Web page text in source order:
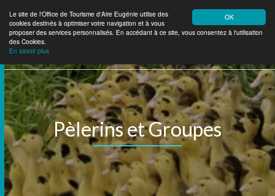
OK
Le site de l'Office de Tourisme d'Aire Eugénie utilise des
cookies destinés à optimiser votre navigation et à vous
proposer des services personnalisés. En accédant à ce site, vous consentez à l'utilisation
des Cookies.
En savoir plus
TourismeAire Eugénie
Pèlerins et Groupes